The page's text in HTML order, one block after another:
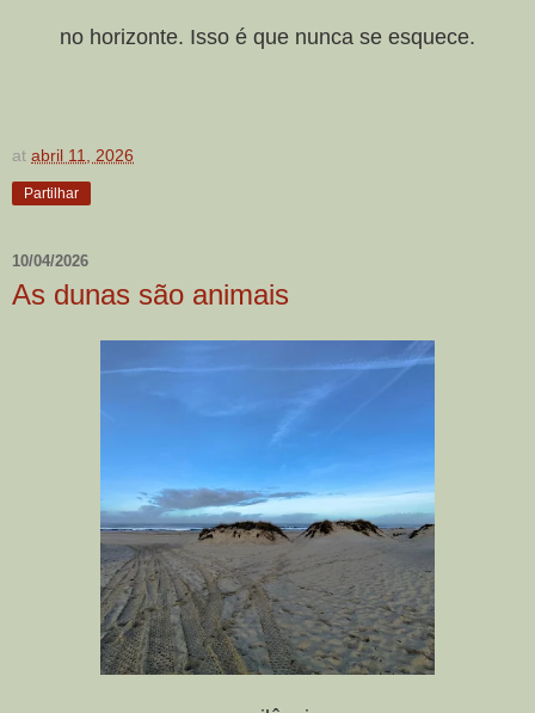
no horizonte. Isso é que nunca se esquece.
at abril 11, 2026
Partilhar
10/04/2026
As dunas são animais